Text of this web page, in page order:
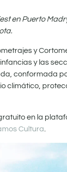
en Puerto
y
y las
conformada
en la
Cultura.